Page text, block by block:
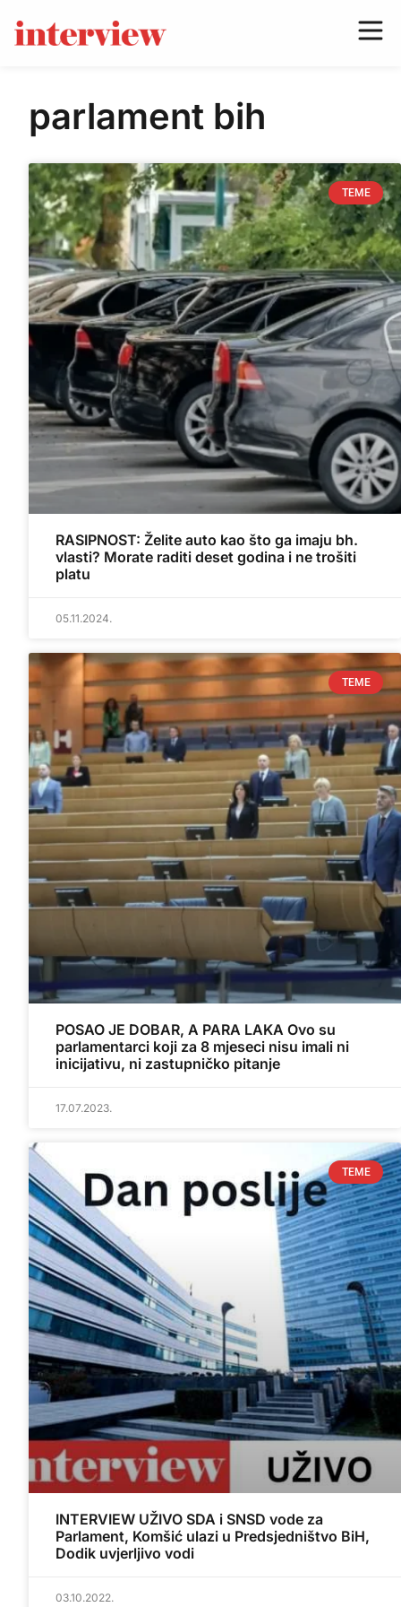
parlament bih
TEME
RASIPNOST: Želite auto kao što ga imaju bh.
vlasti? Morate raditi deset godina i ne trošiti
platu
05.11.2024.
TEME
POSAO JE DOBAR, A PARA LAKA Ovo su
parlamentarci koji za 8 mjeseci nisu imali ni
inicijativu, ni zastupničko pitanje
17.07.2023.
TEME
INTERVIEW UŽIVO SDA i SNSD vode za
Parlament, Komšić ulazi u Predsjedništvo BiH,
Dodik uvjerljivo vodi
03.10.2022.